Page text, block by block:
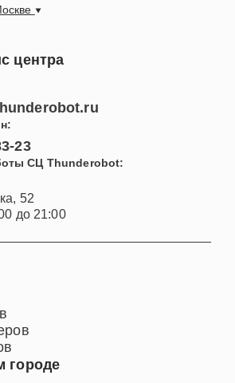
центра
23
СЦ Thunderobot:
52
до 21:00
городе